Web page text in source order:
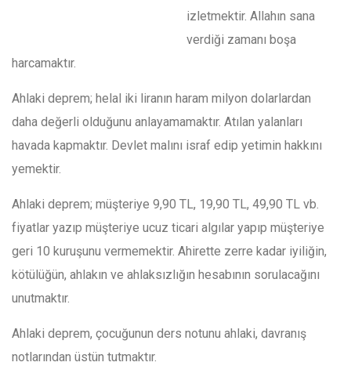
izletmektir. Allahın sana
verdiği zamanı boşa
harcamaktır.
Ahlaki deprem; helal iki liranın haram milyon dolarlardan
daha değerli olduğunu anlayamamaktır. Atılan yalanları
havada kapmaktır. Devlet malını israf edip yetimin hakkını
yemektir.
Ahlaki deprem; müşteriye 9,90 TL, 19,90 TL, 49,90 TL vb.
fiyatlar yazıp müşteriye ucuz ticari algılar yapıp müşteriye
geri 10 kuruşunu vermemektir. Ahirette zerre kadar iyiliğin,
kötülüğün, ahlakın ve ahlaksızlığın hesabının sorulacağını
unutmaktır.
Ahlaki deprem, çocuğunun ders notunu ahlaki, davranış
notlarından üstün tutmaktır.